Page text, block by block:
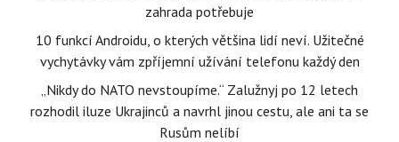
zahrada potřebuje
10 funkcí Androidu, o kterých většina lidí neví. Užitečné
vychytávky vám zpříjemní užívání telefonu každý den
„Nikdy do NATO nevstoupíme.“ Zalužnyj po 12 letech
rozhodil iluze Ukrajinců a navrhl jinou cestu, ale ani ta se
Rusům nelíbí